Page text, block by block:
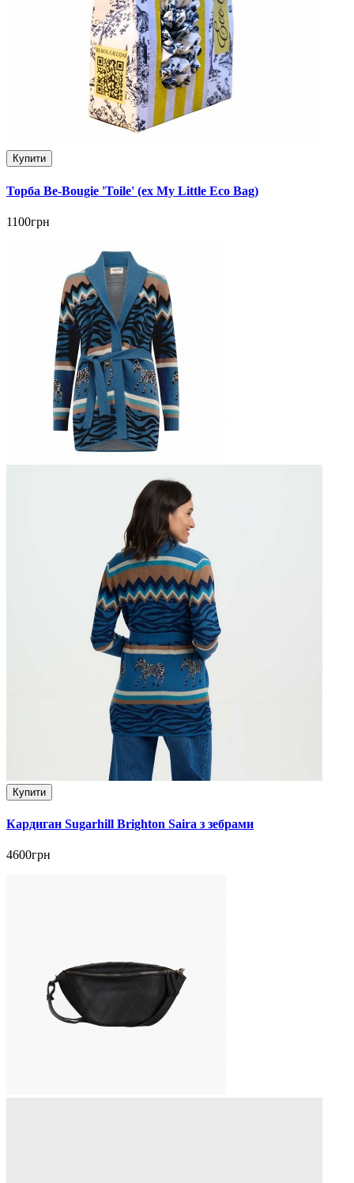
Купити
Торба Be-Bougie 'Toile' (ex My Little Eco Bag)
1100грн
Купити
Кардиган Sugarhill Brighton Saira з зебрами
4600грн